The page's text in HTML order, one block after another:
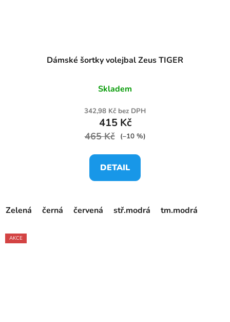
Dámské šortky volejbal Zeus TIGER
Skladem
342,98 Kč bez DPH
415 Kč
465 Kč (–10 %)
DETAIL
Zelená černá červená stř.modrá tm.modrá
AKCE